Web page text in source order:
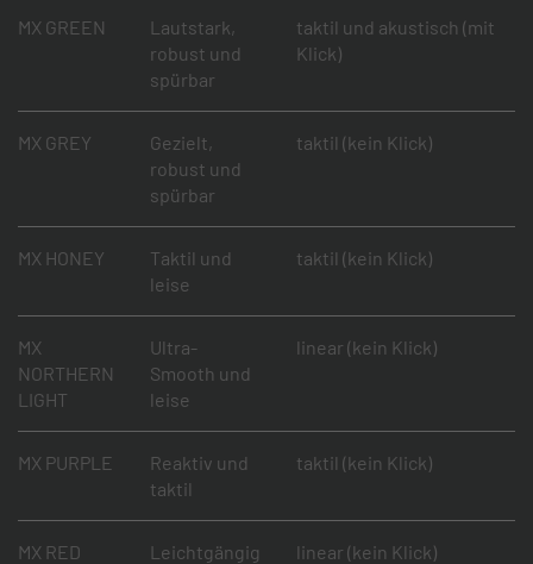
MX GREEN
Lautstark,
robust und
spürbar
taktil und akustisch (mit
Klick)
MX GREY
Gezielt,
robust und
spürbar
taktil (kein Klick)
MX HONEY
Taktil und
leise
taktil (kein Klick)
MX
NORTHERN
LIGHT
Ultra-
Smooth und
leise
linear (kein Klick)
MX PURPLE
Reaktiv und
taktil
taktil (kein Klick)
MX RED
Leichtgängig
linear (kein Klick)